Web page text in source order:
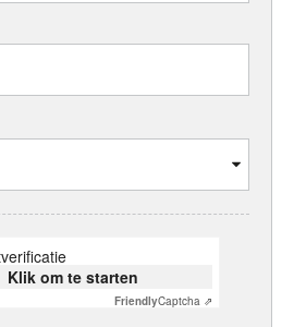
Klik om te starten
FriendlyCaptcha ⇗